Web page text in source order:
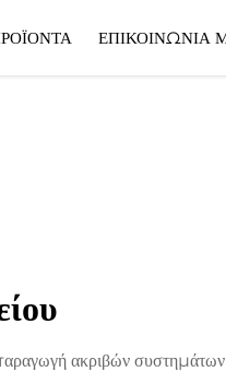
ΕΠΙΚΟΙΝΩΝΊΑ
ακριβών